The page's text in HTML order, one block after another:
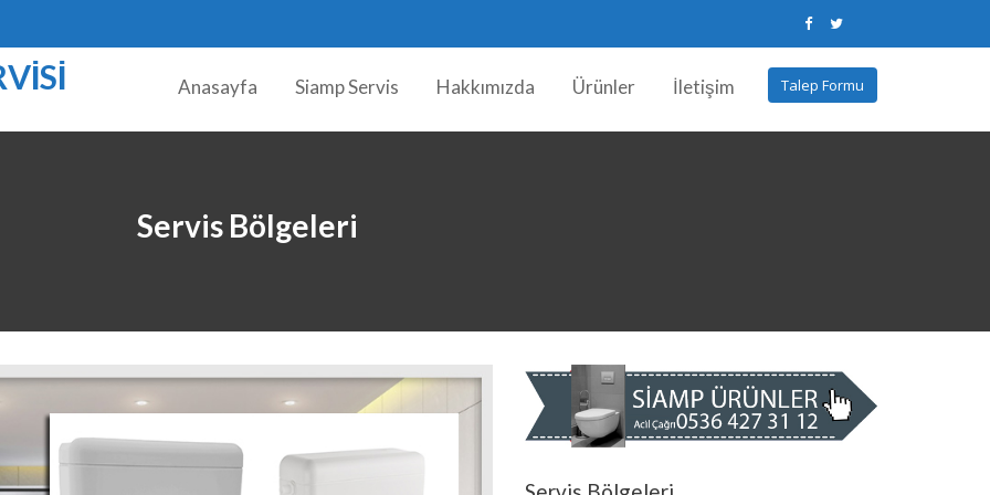
Talep Formu
Anasayfa Siamp Servis Hakkımızda Ürünler İletişim
Servis Bölgeleri